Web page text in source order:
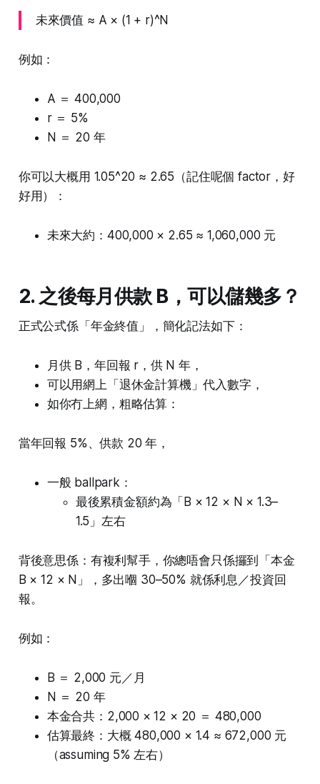
未來價值 ≈ A × (1 + r)^N
例如：
A ＝ 400,000
r ＝ 5%
N ＝ 20 年
你可以大概用 1.05^20 ≈ 2.65（記住呢個 factor，好
好用）：
未來大約：400,000 × 2.65 ≈ 1,060,000 元
2. 之後每月供款 B，可以儲幾多？
正式公式係「年金終值」，簡化記法如下：
月供 B，年回報 r，供 N 年，
可以用網上「退休金計算機」代入數字，
如你冇上網，粗略估算：
當年回報 5%、供款 20 年，
一般 ballpark：
最後累積金額約為「B × 12 × N × 1.3–
1.5」左右
背後意思係：有複利幫手，你總唔會只係攞到「本金
B × 12 × N」，多出嗰 30–50% 就係利息／投資回
報。
例如：
B ＝ 2,000 元／月
N ＝ 20 年
本金合共：2,000 × 12 × 20 ＝ 480,000
估算最終：大概 480,000 × 1.4 ≈ 672,000 元
（assuming 5% 左右）